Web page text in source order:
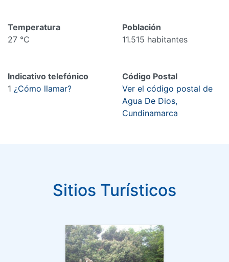
Temperatura
27 °C
Población
11.515 habitantes
Indicativo telefónico
1 ¿Cómo llamar?
Código Postal
Ver el código postal de
Agua De Dios,
Cundinamarca
Sitios Turísticos